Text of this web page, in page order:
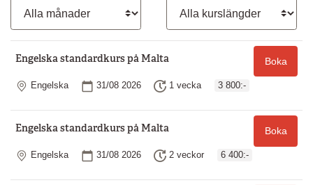
Engelska standardkurs på Malta Boka
Plats
Engelska Startdatum
31/08 2026 Längd
1 vecka 3 800:-
Engelska standardkurs på Malta Boka
Plats
Engelska Startdatum
31/08 2026 Längd
2 veckor 6 400:-